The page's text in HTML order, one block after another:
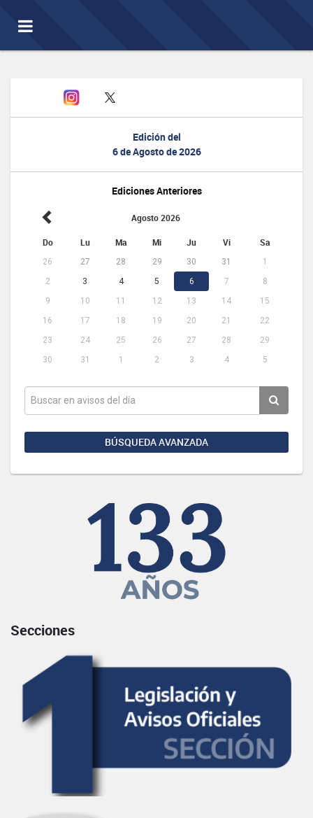
Toggle
navigation
Edición del
6 de Agosto de 2026
Ediciones Anteriores
Agosto 2026
Do Lu Ma Mi Ju Vi Sa
26 27 28 29 30 31
1
2
3 4 5 6 7
8
9
10 11 12 13 14
15
16
17 18 19 20 21
22
23
24 25 26 27 28
29
30
31 1 2 3 4 5
BÚSQUEDA AVANZADA
Secciones